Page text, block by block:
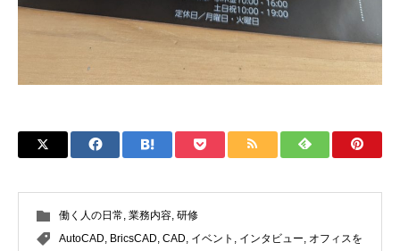
働く人の日常, 業務内容, 研修
AutoCAD, BricsCAD, CAD, イベント , インタビュー, オフィスを